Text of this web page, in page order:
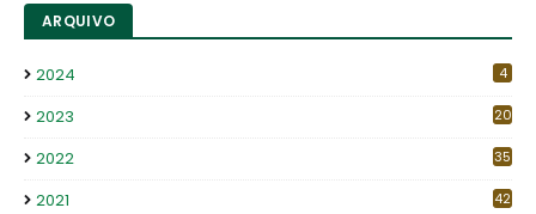
ARQUIVO
2024 4
2023 20
2022 35
2021 42